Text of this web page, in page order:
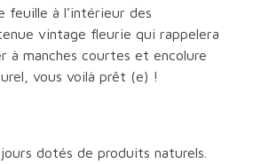
feuille à l’intérieur des
vintage fleurie qui rappelera
à manches courtes et encolure
vous voilà prêt (e) !
dotés de produits naturels.